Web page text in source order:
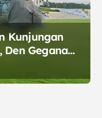
Kunjungan
Den Gegana